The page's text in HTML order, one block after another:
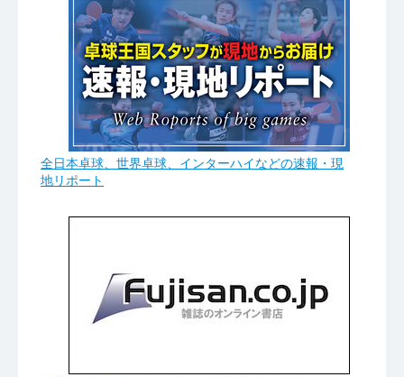
全日本卓球、世界卓球、インターハイなどの速報・現
地リポート